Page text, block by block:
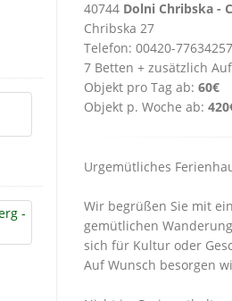
40744 Dolni Chribska -
Chribska 27
Telefon: 00420-
7 Betten + zusätzlich
Objekt pro Tag ab: 60€
Objekt p. Woche ab:
Urgemütliches
Wir begrüßen Sie mit
gemütlichen
sich für Kultur oder
Auf Wunsch besorgen